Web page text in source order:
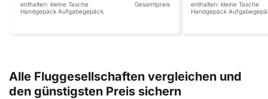
enthalten: kleine Tasche
Handgepäck Aufgabegepäck
Gesamtpreis enthalten: kleine Tasche
Handgepäck
Alle Fluggesellschaften vergleichen und
den günstigsten Preis sichern